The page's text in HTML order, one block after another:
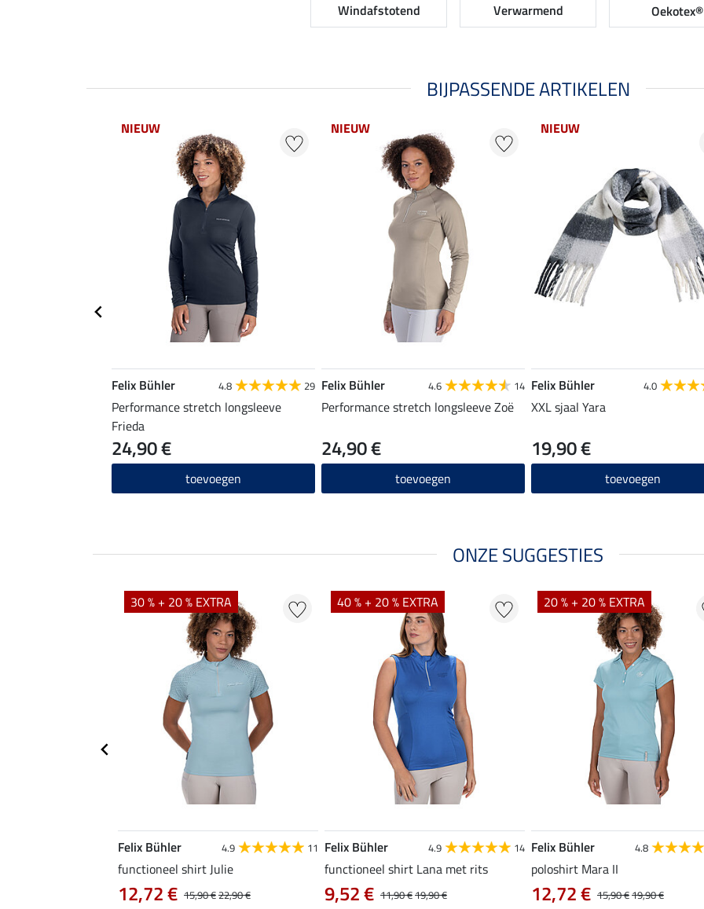
Windafstotend Verwarmend Oekotex®
BIJPASSENDE ARTIKELEN
NIEUW
Felix Bühler 4.8 29
Performance stretch longsleeve
Frieda
24,90 €
toevoegen
NIEUW
Felix Bühler 4.6 14
Performance stretch longsleeve Zoë
24,90 €
toevoegen
NIEUW
Felix Bühler 4.0
XXL sjaal Yara
19,90 €
toevoegen
ONZE SUGGESTIES
30 % + 20 % EXTRA
Felix Bühler 4.9 11
functioneel shirt Julie
15,90 €22,90 €
12,72 €
40 % + 20 % EXTRA
Felix Bühler 4.9 14
functioneel shirt Lana met rits
11,90 €19,90 €
9,52 €
20 % + 20 % EXTRA
Felix Bühler 4.8
poloshirt Mara II
15,90 €19,90 €
12,72 €